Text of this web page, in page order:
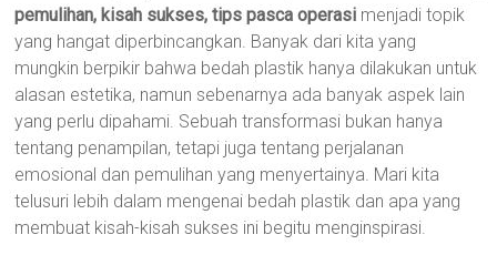
pemulihan, kisah sukses, tips pasca operasi menjadi topik
yang hangat diperbincangkan. Banyak dari kita yang
mungkin berpikir bahwa bedah plastik hanya dilakukan untuk
alasan estetika, namun sebenarnya ada banyak aspek lain
yang perlu dipahami. Sebuah transformasi bukan hanya
tentang penampilan, tetapi juga tentang perjalanan
emosional dan pemulihan yang menyertainya. Mari kita
telusuri lebih dalam mengenai bedah plastik dan apa yang
membuat kisah-kisah sukses ini begitu menginspirasi.